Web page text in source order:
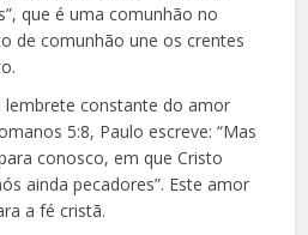
que é uma comunhão no
de comunhão une os crentes
lembrete constante do amor
5:8, Paulo escreve: “Mas
conosco, em que Cristo
ainda pecadores”. Este amor
a fé cristã.